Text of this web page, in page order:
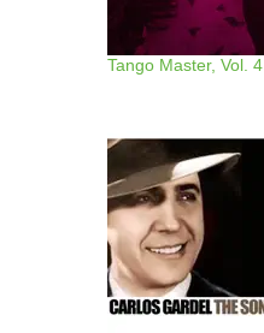
Tango Master, Vol. 4